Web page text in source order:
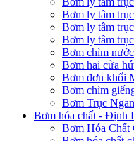
Bơm ly tâm
Bơm ly tâm
Bơm ly tâm
Bơm chìm
Bơm hai cửa
Bơm đơn khối
Bơm chìm
Bơm Trục
Bơm hóa chất - Định
Bơm Hóa Chất